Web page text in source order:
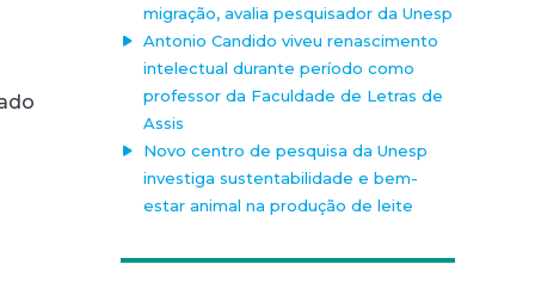
migração, avalia pesquisador da Unesp
Antonio Candido viveu renascimento
intelectual durante período como
professor da Faculdade de Letras de
Assis
Novo centro de pesquisa da Unesp
investiga sustentabilidade e bem-
estar animal na produção de leite